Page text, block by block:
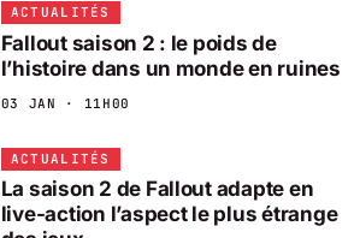
ACTUALITÉS
Fallout saison 2 : le poids de
l’histoire dans un monde en ruines
03 JAN · 11H00
ACTUALITÉS
La saison 2 de Fallout adapte en
live-action l’aspect le plus étrange